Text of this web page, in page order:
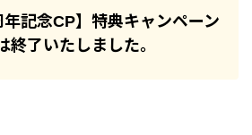
年記念CP】特典キャンペーン
終了いたしました。